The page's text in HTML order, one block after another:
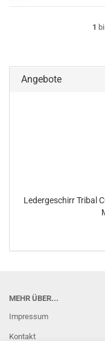
1
Angebote
Ledergeschirr Tribal
MEHR ÜBER...
Impressum
Kontakt